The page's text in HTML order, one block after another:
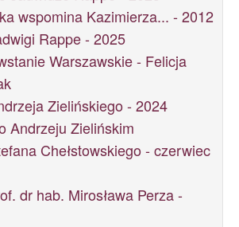
wspomina Kazimierza... - 2012
Rappe - 2025
Warszawskie - Felicja
Zielińskiego - 2024
Andrzeju Zielińskim
Chełstowskiego - czerwiec
dr hab. Mirosława Perza -